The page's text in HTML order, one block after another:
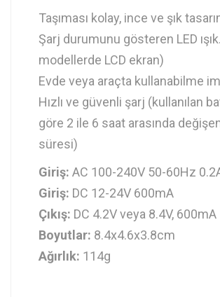
Taşıması kolay, ince ve şık
Şarj durumunu gösteren LED
modellerde LCD ekran)
Evde veya araçta kullanabilme
Hızlı ve güvenli şarj (kullanılan
göre 2 ile 6 saat arasında
süresi)
Giriş: AC 100-240V 50-60Hz
Giriş: DC 12-24V 600mA
Çıkış: DC 4.2V veya 8.4V, 600mA
Boyutlar: 8.4x4.6x3.8cm
Ağırlık: 114g